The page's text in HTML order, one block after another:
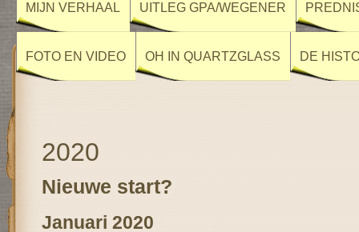
MIJN VERHAAL UITLEG GPA/WEGENER
FOTO EN VIDEO OH IN QUARTZGLASS DE
2020
Nieuwe start?
Januari 2020